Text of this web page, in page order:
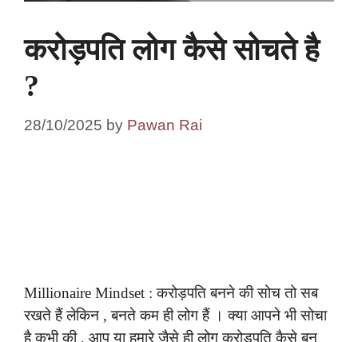
करोड़पति लोग कैसे सोचते है
?
28/10/2025 by Pawan Rai
Millionaire Mindset : करोड़पति बनने की सोच तो सब
रखते हैं लेकिन , बनते कम ही लोग हैं । क्या आपने भी सोचा
है कभी की , आप या हमारे जैसे ही लोग करोड़पति कैसे बन